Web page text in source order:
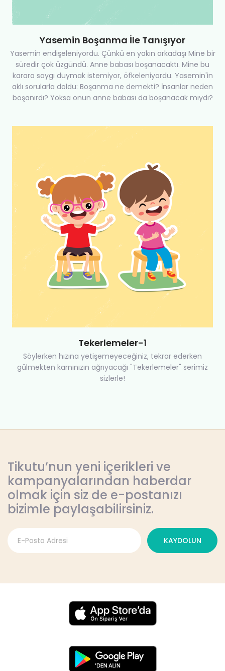
Yasemin Boşanma İle Tanışıyor
Yasemin endişeleniyordu. Çünkü en yakın arkadaşı Mine bir
süredir çok üzgündü. Anne babası boşanacaktı. Mine bu
karara saygı duymak istemiyor, öfkeleniyordu. Yasemin'in
aklı sorularla doldu: Boşanma ne demekti? İnsanlar neden
boşanırdı? Yoksa onun anne babası da boşanacak mıydı?
Tekerlemeler-1
Söylerken hızına yetişemeyeceğiniz, tekrar ederken
gülmekten karnınızın ağrıyacağı "Tekerlemeler" serimiz
sizlerle!
Tikutu’nun yeni içerikleri ve
kampanyalarından haberdar
olmak için siz de e-postanızı
bizimle paylaşabilirsiniz.
KAYDOLUN